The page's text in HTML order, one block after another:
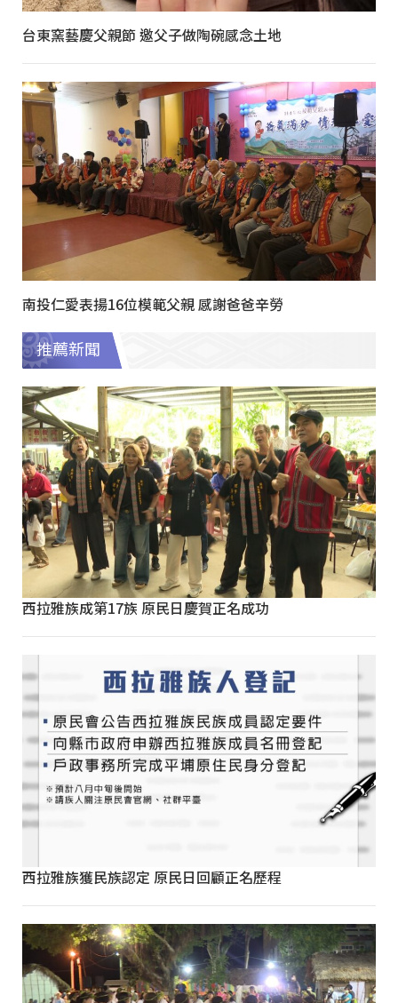
台東窯藝慶父親節 邀父子做陶碗感念土地
南投仁愛表揚16位模範父親 感謝爸爸辛勞
推薦新聞
西拉雅族成第17族 原民日慶賀正名成功
西拉雅族獲民族認定 原民日回顧正名歷程